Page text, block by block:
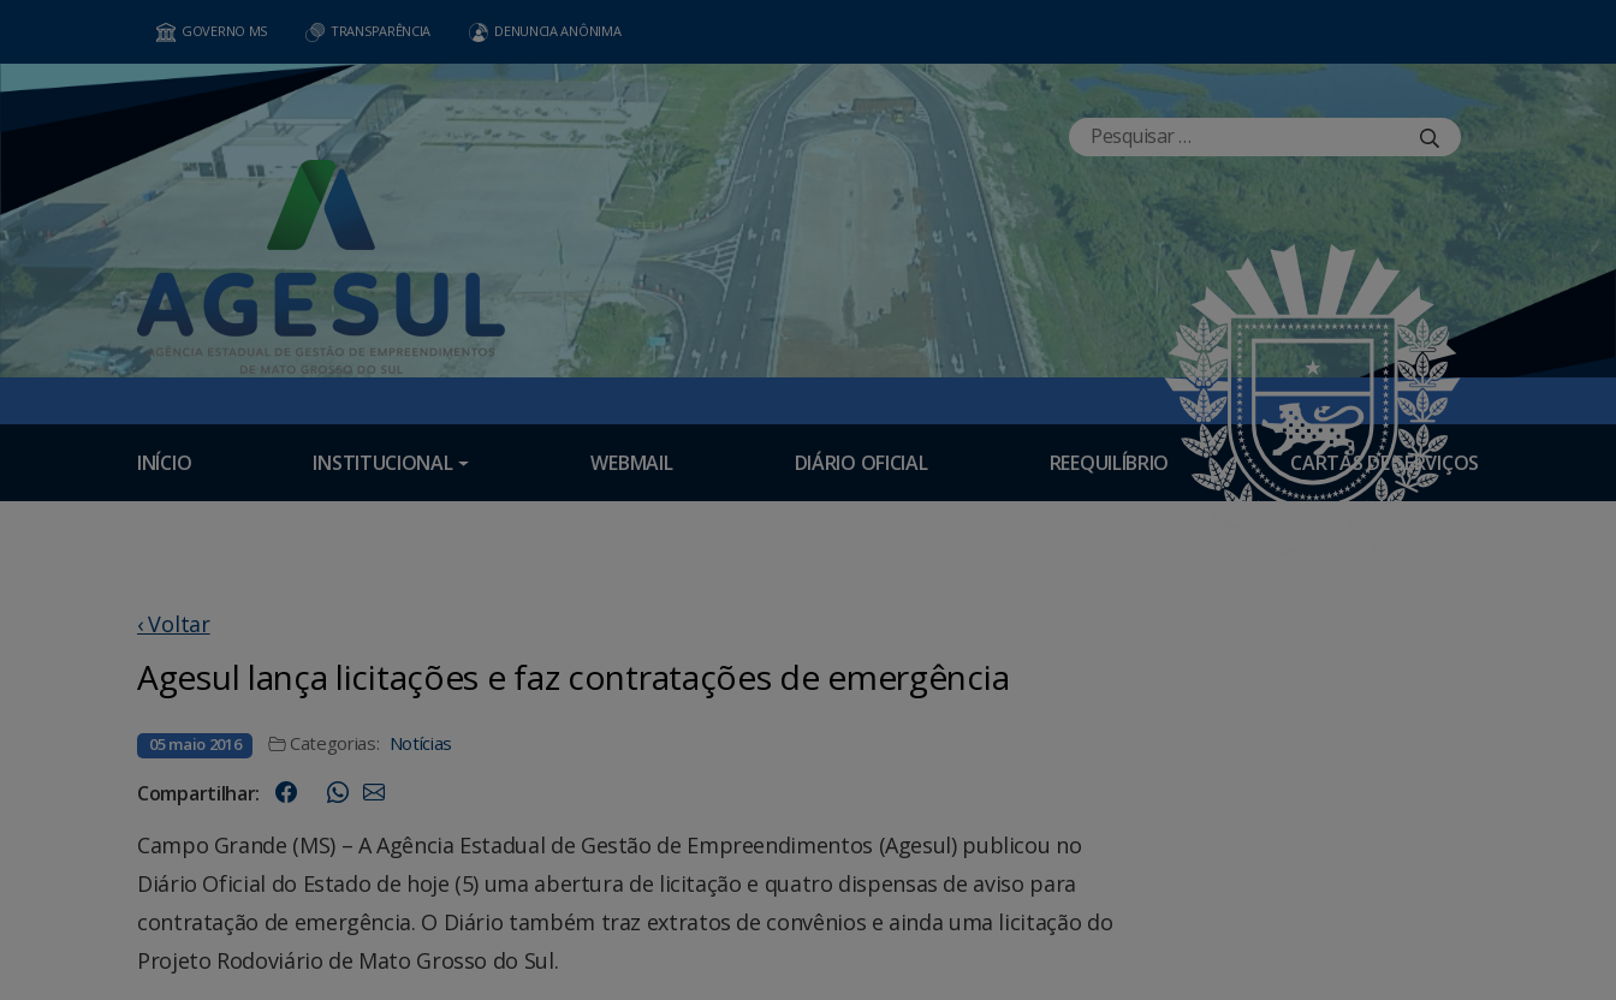
GOVERNO MS TRANSPARÊNCIA DENUNCIA ANÔNIMA
INÍCIO INSTITUCIONAL WEBMAIL DIÁRIO OFICIAL REEQUILÍBRIO CARTAS DE SERVIÇOS
‹ Voltar
Agesul lança licitações e faz contratações de emergência
05 maio 2016 Categorias: Notícias
Compartilhar:
Campo Grande (MS) – A Agência Estadual de Gestão de Empreendimentos (Agesul) publicou no
Diário Oficial do Estado de hoje (5) uma abertura de licitação e quatro dispensas de aviso para
contratação de emergência. O Diário também traz extratos de convênios e ainda uma licitação do
Projeto Rodoviário de Mato Grosso do Sul.